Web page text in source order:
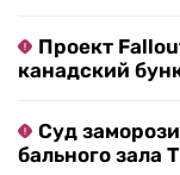
Проект
канадский
Суд
бального зала